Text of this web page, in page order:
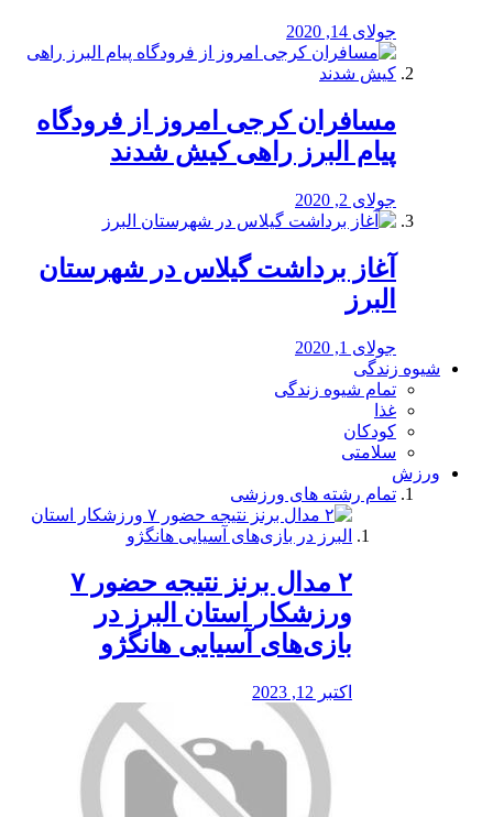
جولای 14, 2020
مسافران کرجی امروز از فرودگاه
پیام البرز راهی کیش شدند
جولای 2, 2020
آغاز برداشت گیلاس در شهرستان
البرز
جولای 1, 2020
شیوه زندگی
تمام شیوه زندگی
غذا
کودکان
سلامتی
ورزش
تمام رشته های ورزشی
۲ مدال برنز نتیجه حضور ۷
ورزشکار استان البرز در
بازی‌های آسیایی هانگژو
اکتبر 12, 2023